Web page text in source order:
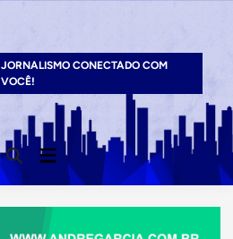
JORNALISMO CONECTADO COM
VOCÊ!
Open
Search
Main
Menu